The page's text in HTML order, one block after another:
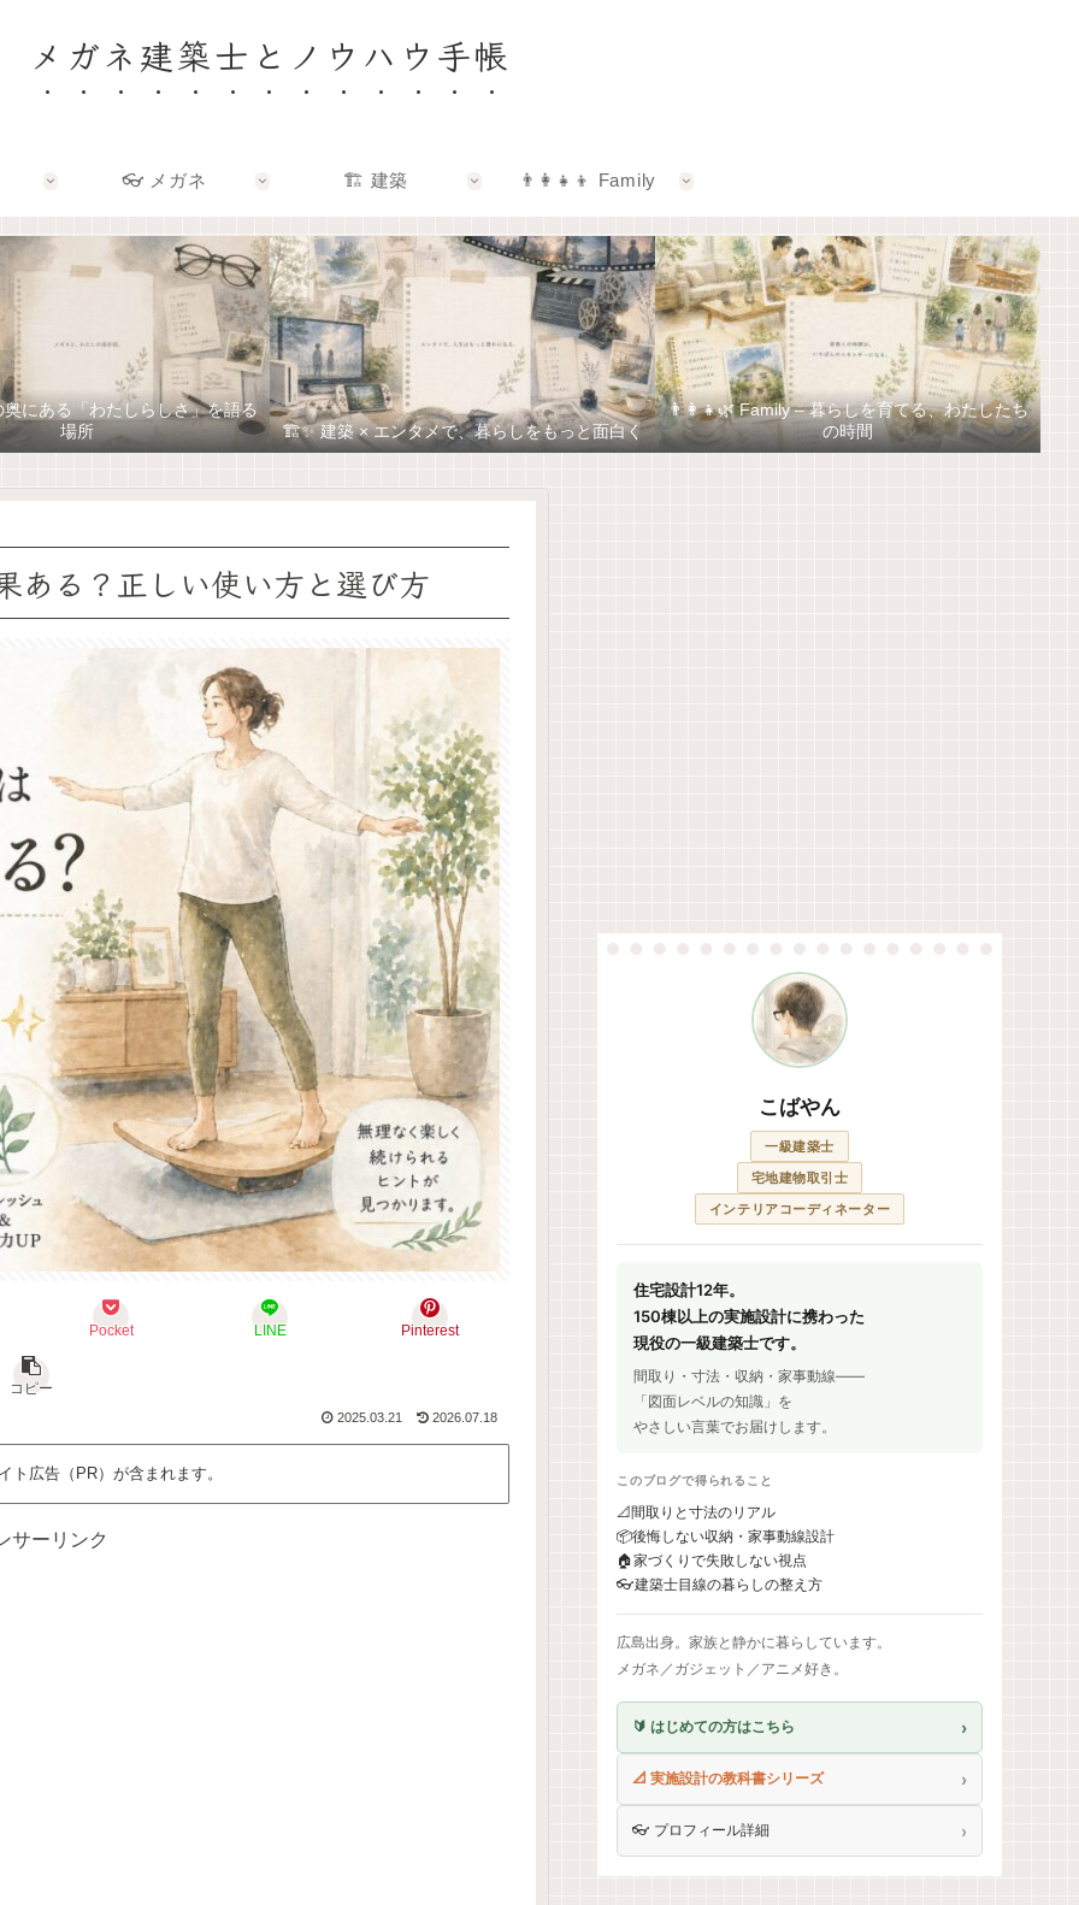
メガネ建築士とノウハウ手帳
👓 メガネ 🏗️ 建築 👨‍👩‍👧‍👦 Family
にある「わたしらしさ」を語る
場所
🏗️✨ 建築 × エンタメで、暮らしをもっと面白く
👨‍👩‍👧🌿 Family – 暮らしを育てる、わたしたち
の時間
ある？正しい使い方と選び方
Pocket LINE Pinterest
コピー
2025.03.21 2026.07.18
ト広告（PR）が含まれます。
サーリンク
こばやん
一級建築士
宅地建物取引士
インテリアコーディネーター
住宅設計12年。
150棟以上の実施設計に携わった
現役の一級建築士です。
間取り・寸法・収納・家事動線——
「図面レベルの知識」を
やさしい言葉でお届けします。
このブログで得られること
📐間取りと寸法のリアル
📦後悔しない収納・家事動線設計
🏠家づくりで失敗しない視点
👓建築士目線の暮らしの整え方
広島出身。家族と静かに暮らしています。
メガネ／ガジェット／アニメ好き。
🔰 はじめての方はこちら ›
📐 実施設計の教科書シリーズ ›
👓 プロフィール詳細 ›